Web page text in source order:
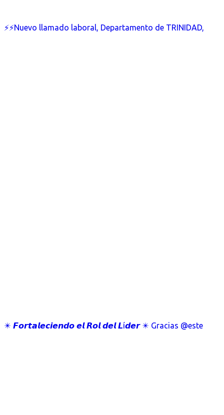
⚡⚡Nuevo llamado laboral, Departamento de TRINIDAD,
✴️ 𝙁𝙤𝙧𝙩𝙖𝙡𝙚𝙘𝙞𝙚𝙣𝙙𝙤 𝙚𝙡 𝙍𝙤𝙡 𝙙𝙚𝙡 𝙇í𝙙𝙚𝙧 ✴️ Gracias @este